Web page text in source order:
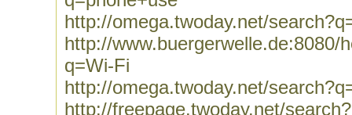
http://omega.twoday.net/
http://www.buergerwelle.de:8080/
q=Wi-Fi
http://omega.twoday.net/
http://freepage.twoday.net/